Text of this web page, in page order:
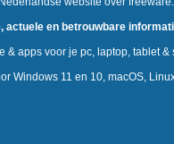
actuele en betrouwbare
& apps voor je pc, laptop, tablet &
Windows 11 en 10, macOS,